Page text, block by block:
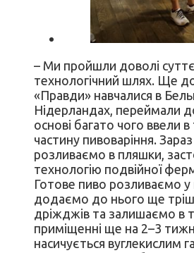
– Ми пройшли доволі
технологічний шлях. Ще
«Правди» навчалися в
Нідерландах, переймали
основі багато чого ввели в
частину пивоваріння.
розливаємо в пляшки,
технологію подвійної
Готове пиво розливаємо
додаємо до нього ще
дріжджів та залишаємо в
приміщенні ще на 2–3
насичується вуглекислим